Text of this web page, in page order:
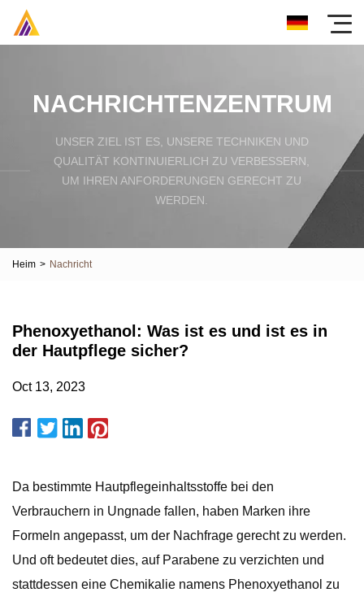
NACHRICHTENZENTRUM
UNSER ZIEL IST ES, UNSERE TECHNIKEN UND
QUALITÄT KONTINUIERLICH ZU VERBESSERN,
UM IHREN ANFORDERUNGEN GERECHT ZU
WERDEN.
Heim > Nachricht
Phenoxyethanol: Was ist es und ist es in
der Hautpflege sicher?
Oct 13, 2023
Da bestimmte Hautpflegeinhaltsstoffe bei den
Verbrauchern in Ungnade fallen, haben Marken ihre
Formeln angepasst, um der Nachfrage gerecht zu werden.
Und oft bedeutet dies, auf Parabene zu verzichten und
stattdessen eine Chemikalie namens Phenoxyethanol zu